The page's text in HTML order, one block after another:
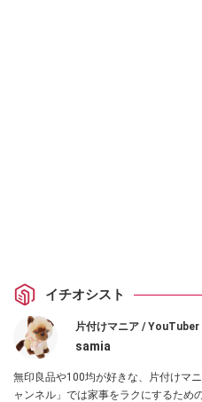
イチオシスト
片付けマニア / YouTuber
samia
無印良品や100均が好きな、片付けマ
ャンネル」では家事をラクにするため